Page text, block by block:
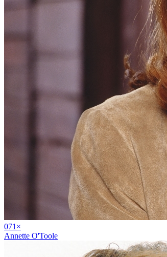
071 ×
Annette O'Toole